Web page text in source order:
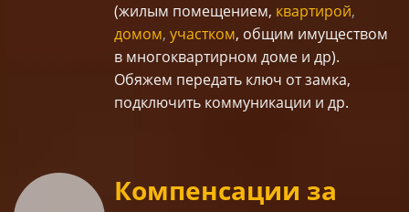
(жилым помещением, квартирой,
домом, участком, общим имуществом
в многоквартирном доме и др).
Обяжем передать ключ от замка,
подключить коммуникации и др.
Компенсации за